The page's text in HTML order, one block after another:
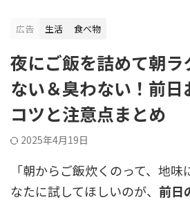
広告 生活 食べ物
夜にご飯を詰めて朝ラ
ない＆臭わない！前
コツと注意点まとめ
2025年4月19日
「朝からご飯炊くのって、地
なたに試してほしいのが、 前日